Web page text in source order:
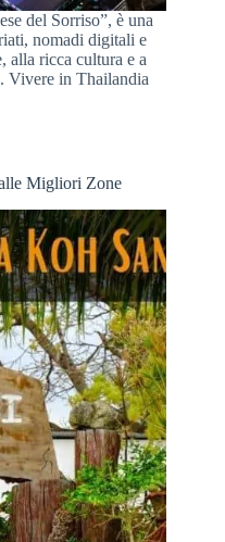
del Sorriso”, è una
nomadi digitali e
alla ricca cultura e a
Vivere in Thailandia
Migliori Zone